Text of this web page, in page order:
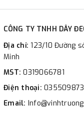
CÔNG TY TNHH DÂY
Địa chỉ:123/10 Đường
Minh
MST:0319066781
Điện thoại:
Email: